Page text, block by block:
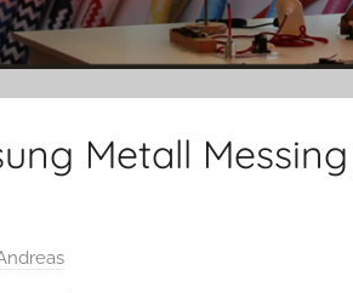
Metall